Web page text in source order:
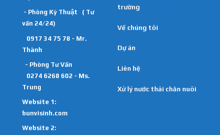
- Phòng Kỹ Thuật ( Tư
vấn 24/24)
0917 34 75 78 - Mr.
Thành
- Phòng Tư Vấn
0274 6268 602 - Ms.
Trung
Website 1:
bunvisinh.com
Website 2:
trường
Về chúng tôi
Dự án
Liên hệ
Xử lý nước thải chăn nuôi